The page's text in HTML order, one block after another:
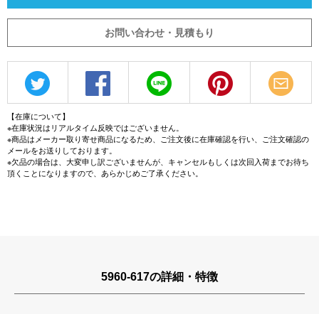
お問い合わせ・見積もり
【在庫について】
※在庫状況はリアルタイム反映ではございません。
※商品はメーカー取り寄せ商品になるため、ご注文後に在庫確認を行い、ご注文確認の
メールをお送りしております。
※欠品の場合は、大変申し訳ございませんが、キャンセルもしくは次回入荷までお待ち
頂くことになりますので、あらかじめご了承ください。
5960-617の詳細・特徴